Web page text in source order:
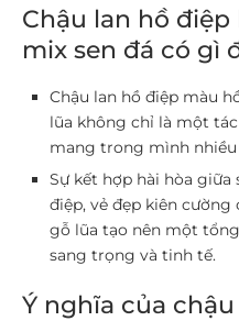
Chậu lan hồ
mix sen đá có gì
Chậu lan hồ điệp màu
lũa không chỉ là một
mang trong mình nhiều
Sự kết hợp hài hòa giữa
điệp, vẻ đẹp kiên cường
gỗ lũa tạo nên một
sang trọng và tinh tế.
Ý nghĩa của